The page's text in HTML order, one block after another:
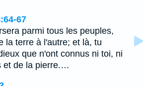
67
parmi tous les peuples,
la terre à l'autre; et là, tu
que n'ont connus ni toi, ni
et de la pierre.…